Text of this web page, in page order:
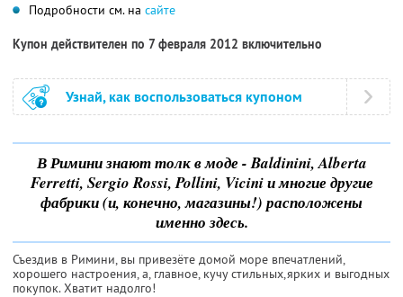
Подробности см. на сайте
Купон действителен по 7 февраля 2012 включительно
Узнай, как воспользоваться купоном
В Римини знают толк в моде - Baldinini, Alberta
Ferretti, Sergio Rossi, Pollini, Vicini и многие другие
фабрики (и, конечно, магазины!) расположены
именно здесь.
Съездив в Римини, вы привезёте домой море впечатлений,
хорошего настроения, а, главное, кучу стильных,ярких и выгодных
покупок. Хватит надолго!